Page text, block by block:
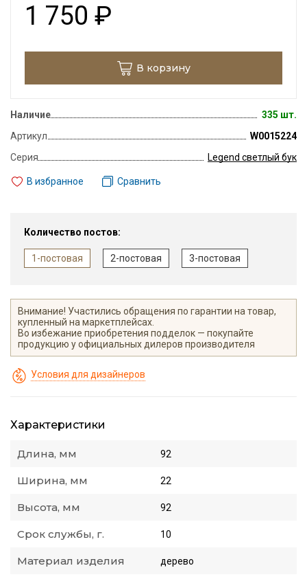
1 750 ₽
В корзину
Наличие
335 шт.
Артикул
W0015224
Серия
Legend светлый бук
В избранное Сравнить
Количество постов:
1-постовая 2-постовая 3-постовая
Внимание! Участились обращения по гарантии на товар,
купленный на маркетплейсах.
Во избежание приобретения подделок — покупайте
продукцию у официальных дилеров производителя
Условия для дизайнеров
Характеристики
Длина, мм 92
Ширина, мм 22
Высота, мм 92
Срок службы, г. 10
Материал изделия дерево